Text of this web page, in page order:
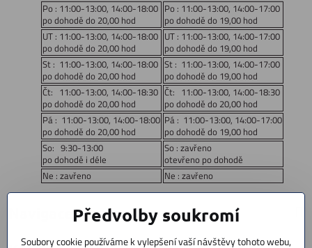
Po : 11:00-13:00, 14:00-18:00
po dohodě do 20,00 hod
Po : 11:00-13:00, 14:00-17:00
po dohodě do 19,00 hod
UT : 11:00-13:00, 14:00-18:00
po dohodě do 20,00 hod
UT : 11:00-13:00, 14:00-17:00
po dohodě do 19,00 hod
St : 11:00-13:00, 14:00-18:00
po dohodě do 20,00 hod
St : 11:00-13:00, 14:00-17:00
po dohodě do 19,00 hod
Čt: 11:00-13:00, 14:00-18:30
po dohodě do 20,00 hod
Čt: 11:00-13:00, 14:00-18:30
po dohodě do 20,00 hod
Pá : 11:00-13:00, 14:00-18:00
po dohodě do 20,00 hod
Pá : 11:00-13:00, 14:00-17:00
po dohodě do 19,00 hod
So: 9:30-13:00
po dohodě i déle
So : zavřeno
otevřeno po dohodě
Ne : zavřeno
Ne : zavřeno
Navigace:Předvolby soukromí
Soubory cookie používáme k vylepšení vaší návštěvy tohoto webu,